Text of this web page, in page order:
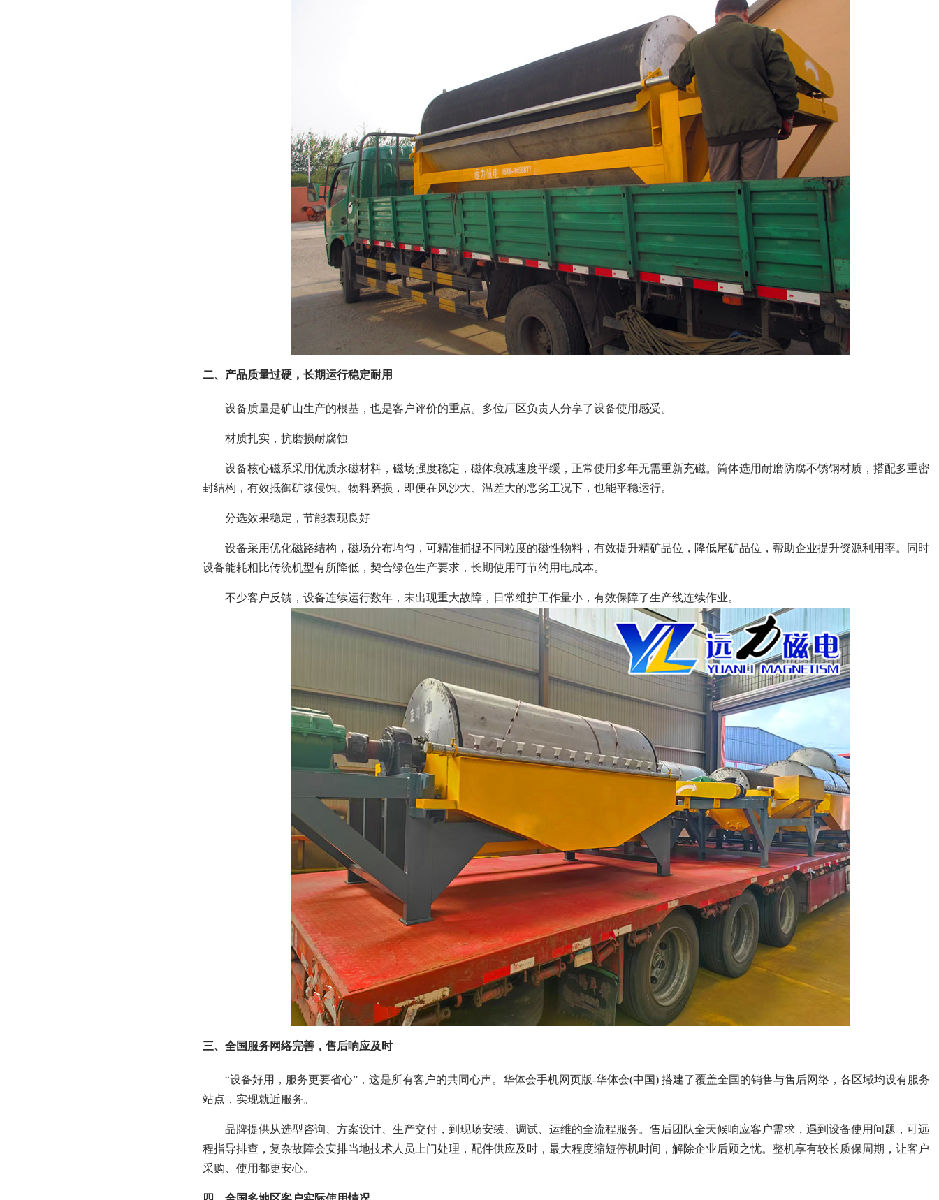
二、产品质量过硬，长期运行稳定耐用
设备质量是矿山生产的根基，也是客户评价的重点。多位厂区负责人分享了设备使用感受。
材质扎实，抗磨损耐腐蚀
设备核心磁系采用优质永磁材料，磁场强度稳定，磁体衰减速度平缓，正常使用多年无需重新充磁。筒体选用耐磨防腐不锈钢材质，搭配多重密
封结构，有效抵御矿浆侵蚀、物料磨损，即便在风沙大、温差大的恶劣工况下，也能平稳运行。
分选效果稳定，节能表现良好
设备采用优化磁路结构，磁场分布均匀，可精准捕捉不同粒度的磁性物料，有效提升精矿品位，降低尾矿品位，帮助企业提升资源利用率。同时
设备能耗相比传统机型有所降低，契合绿色生产要求，长期使用可节约用电成本。
不少客户反馈，设备连续运行数年，未出现重大故障，日常维护工作量小，有效保障了生产线连续作业。
三、全国服务网络完善，售后响应及时
“设备好用，服务更要省心”，这是所有客户的共同心声。华体会手机网页版-华体会(中国) 搭建了覆盖全国的销售与售后网络，各区域均设有服务
站点，实现就近服务。
品牌提供从选型咨询、方案设计、生产交付，到现场安装、调试、运维的全流程服务。售后团队全天候响应客户需求，遇到设备使用问题，可远
程指导排查，复杂故障会安排当地技术人员上门处理，配件供应及时，最大程度缩短停机时间，解除企业后顾之忧。整机享有较长质保周期，让客户
采购、使用都更安心。